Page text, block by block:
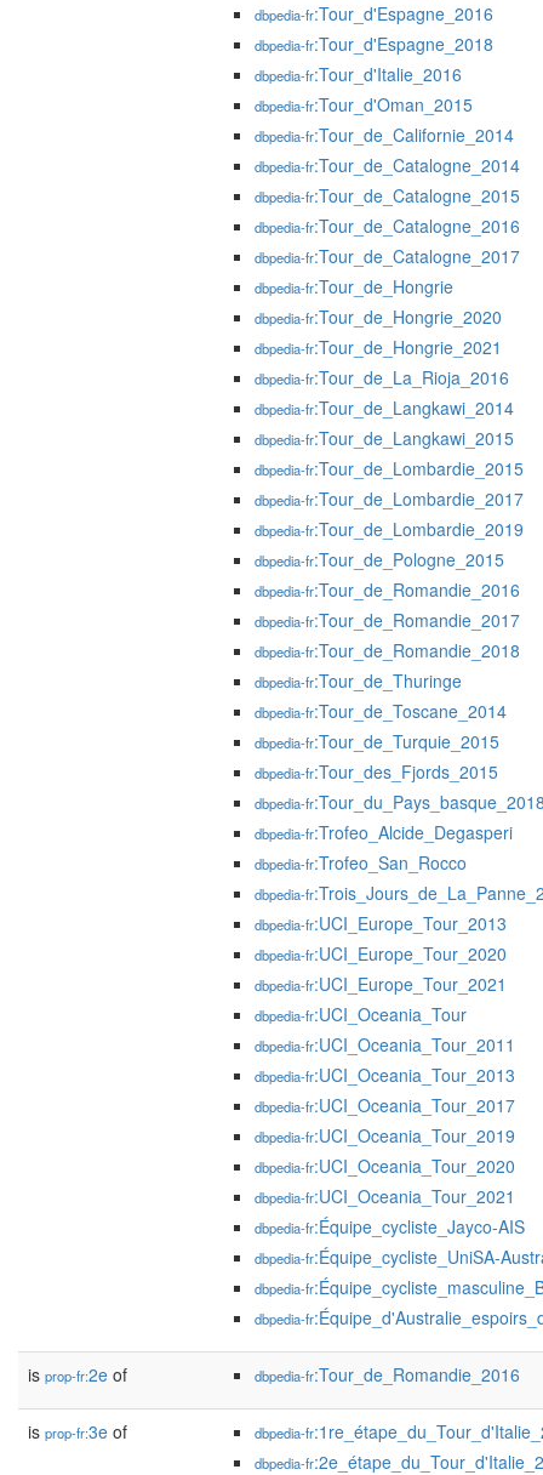
dbpedia-fr:Tour_d'Espagne_2016
dbpedia-fr:Tour_d'Espagne_2018
dbpedia-fr:Tour_d'Italie_2016
dbpedia-fr:Tour_d'Oman_2015
dbpedia-fr:Tour_de_Californie_2014
dbpedia-fr:Tour_de_Catalogne_2014
dbpedia-fr:Tour_de_Catalogne_2015
dbpedia-fr:Tour_de_Catalogne_2016
dbpedia-fr:Tour_de_Catalogne_2017
dbpedia-fr:Tour_de_Hongrie
dbpedia-fr:Tour_de_Hongrie_2020
dbpedia-fr:Tour_de_Hongrie_2021
dbpedia-fr:Tour_de_La_Rioja_2016
dbpedia-fr:Tour_de_Langkawi_2014
dbpedia-fr:Tour_de_Langkawi_2015
dbpedia-fr:Tour_de_Lombardie_2015
dbpedia-fr:Tour_de_Lombardie_2017
dbpedia-fr:Tour_de_Lombardie_2019
dbpedia-fr:Tour_de_Pologne_2015
dbpedia-fr:Tour_de_Romandie_2016
dbpedia-fr:Tour_de_Romandie_2017
dbpedia-fr:Tour_de_Romandie_2018
dbpedia-fr:Tour_de_Thuringe
dbpedia-fr:Tour_de_Toscane_2014
dbpedia-fr:Tour_de_Turquie_2015
dbpedia-fr:Tour_des_Fjords_2015
dbpedia-fr
dbpedia-fr:Trofeo_Alcide_Degasperi
dbpedia-fr:Trofeo_San_Rocco
dbpedia-fr
dbpedia-fr:UCI_Europe_Tour_2013
dbpedia-fr:UCI_Europe_Tour_2020
dbpedia-fr:UCI_Europe_Tour_2021
dbpedia-fr:UCI_Oceania_Tour
dbpedia-fr:UCI_Oceania_Tour_2011
dbpedia-fr:UCI_Oceania_Tour_2013
dbpedia-fr:UCI_Oceania_Tour_2017
dbpedia-fr:UCI_Oceania_Tour_2019
dbpedia-fr:UCI_Oceania_Tour_2020
dbpedia-fr:UCI_Oceania_Tour_2021
dbpedia-fr:Équipe_cycliste_Jayco-AIS
dbpedia-fr:Équipe_cycliste_UniSA-
dbpedia-fr
dbpedia-fr
is prop-fr:2e of dbpedia-fr:Tour_de_Romandie_2016
is prop-fr:3e of dbpedia-fr
dbpedia-fr